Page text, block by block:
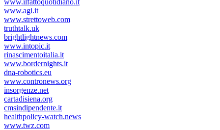
www.ilfattoquotidiano.it
www.agi.it
www.strettoweb.com
truthtalk.uk
brightlightnews.com
www.intopic.it
rinascimentoitalia.it
www.bordernights.it
dna-robotics.eu
www.contronews.org
insorgenze.net
cartadisiena.org
cmsindipendente.it
healthpolicy-watch.news
www.twz.com